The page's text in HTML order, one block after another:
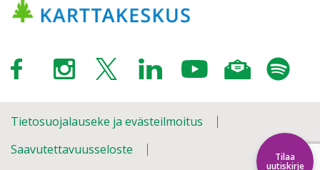
Tilaa
uutiskirje
Tietosuojalauseke ja evästeilmoitus
Saavutettavuusseloste